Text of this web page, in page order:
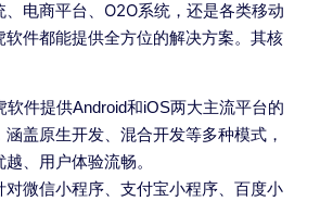
电商平台、O2O系统，还是各类移动
软件都能提供全方位的解决方案。其核
软件提供Android和iOS两大主流平台的
盖原生开发、混合开发等多种模式，
、用户体验流畅。
对微信小程序、支付宝小程序、百度小